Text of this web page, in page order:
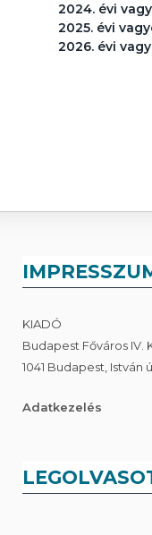
2024. évi
2025. évi
2026. évi
KIADÓ
Budapest Főváros
1041 Budapest, István
Adatkezelés